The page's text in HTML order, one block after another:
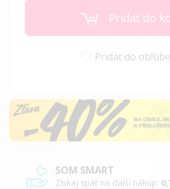
Pridať do
Pridať do
SOM SMART
Získaj späť na ďalší nákup: